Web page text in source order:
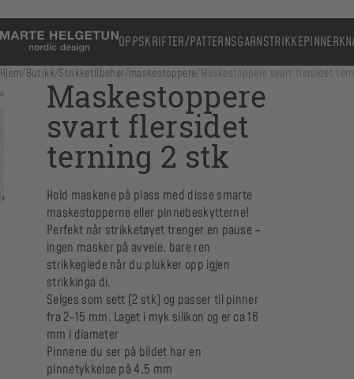
OPPSKRIFTER/PATTERNSGARNSTRIKKEPINNER
Hjem/Butikk/Strikketilbehør/maskestoppere/ Maskestoppere svart flersidet
Maskestoppere
svart flersidet
terning 2 stk
Hold maskene på plass med disse smarte
maskestopperne eller pinnebeskytterne!
Perfekt når strikketøyet trenger en pause –
ingen masker på avveie, bare ren
strikkeglede når du plukker opp igjen
strikkinga di.
Selges som sett (2 stk) og passer til pinner
fra 2-15 mm. Laget i myk silikon og er ca 16
mm i diameter
Pinnene du ser på bildet har en
pinnetykkelse på 4,5 mm